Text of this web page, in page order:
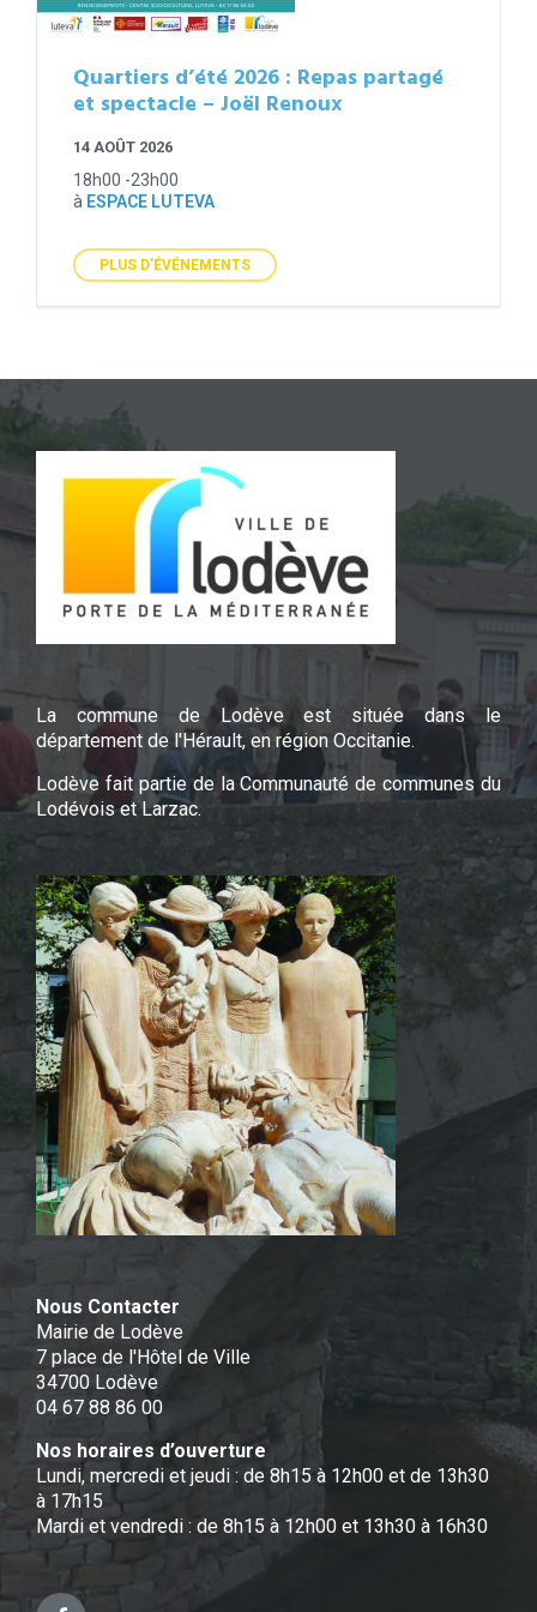
Quartiers d’été 2026 : Repas partagé
et spectacle – Joël Renoux
14 AOÛT 2026
18h00 -23h00
à ESPACE LUTEVA
PLUS D'ÉVÉNEMENTS
La commune de Lodève est située dans le
département de l'Hérault, en région Occitanie.
Lodève fait partie de la Communauté de communes du
Lodévois et Larzac.
Nous Contacter
Mairie de Lodève
7 place de l'Hôtel de Ville
34700 Lodève
04 67 88 86 00
Nos horaires d’ouverture
Lundi, mercredi et jeudi : de 8h15 à 12h00 et de 13h30
à 17h15
Mardi et vendredi : de 8h15 à 12h00 et 13h30 à 16h30